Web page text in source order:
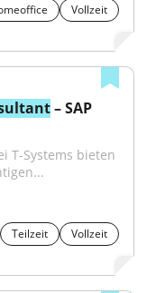
Vollzeit
– SAP
T-Systems bieten
Teilzeit
Vollzeit